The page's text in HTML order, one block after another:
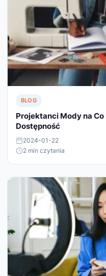
BLOG
Projektanci Mody na
Dostępność
2024-01-22
2 min czytania